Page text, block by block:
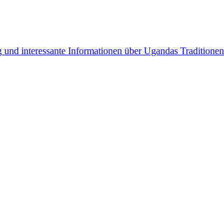
interessante Informationen über Ugandas Traditionen